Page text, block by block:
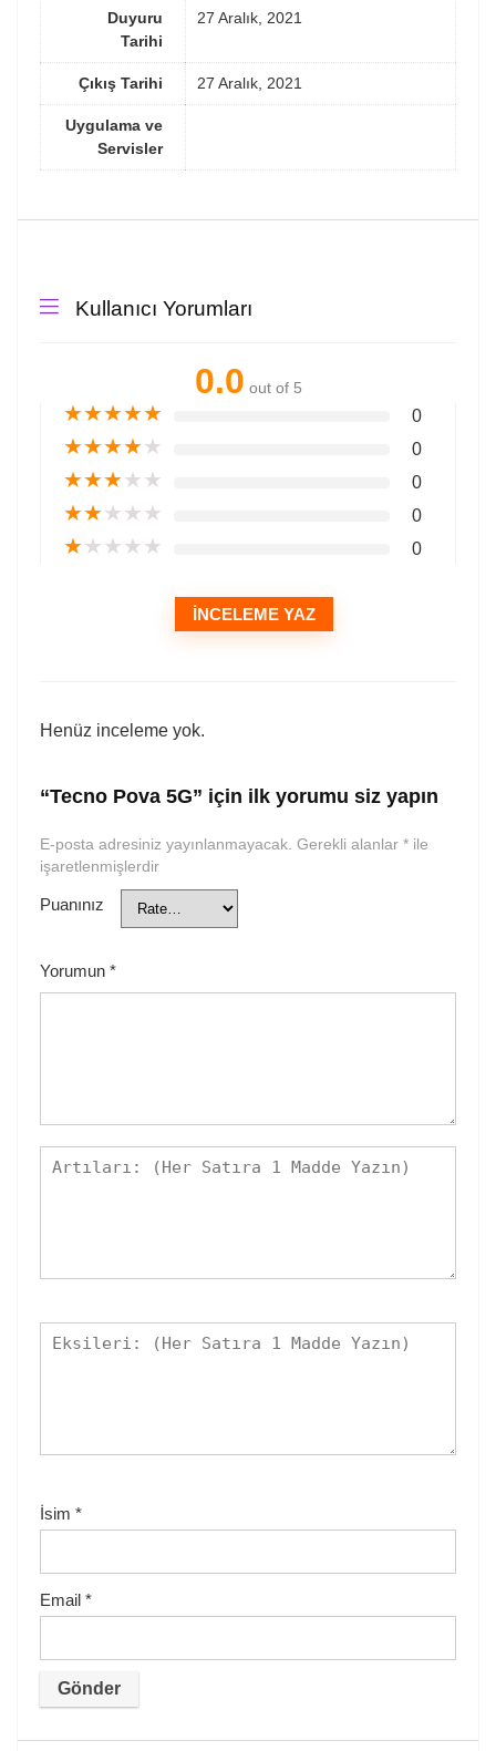
Duyuru
Tarihi
27 Aralık, 2021
Çıkış Tarihi 27 Aralık, 2021
Uygulama ve
Servisler
Kullanıcı Yorumları
0.0 out of 5
★★★★★ 0
★★★★★ 0
★★★★★ 0
★★★★★ 0
★★★★★ 0
İNCELEME YAZ
Henüz inceleme yok.
“Tecno Pova 5G” için ilk yorumu siz yapın
E-posta adresiniz yayınlanmayacak. Gerekli alanlar * ile
işaretlenmişlerdir
Puanınız
Yorumun *
İsim *
Email *